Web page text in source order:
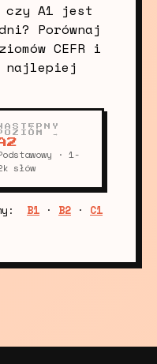
czy A1 jest
Porównaj
CEFR i
najlepiej
→
· 1-
słów
B1 · B2 · C1